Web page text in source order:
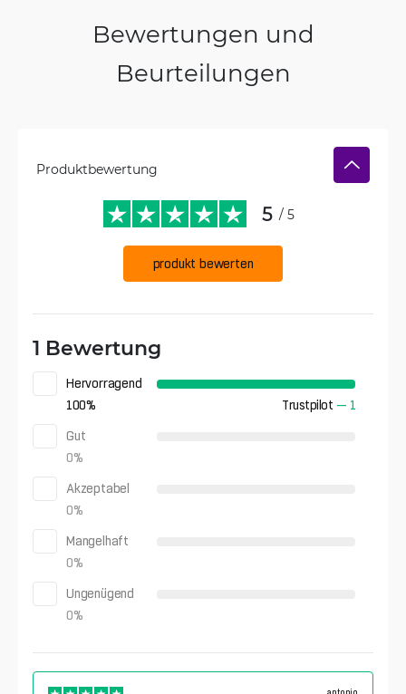
Bewertungen und
Beurteilungen
Produktbewertung
5 / 5
produkt bewerten
1 Bewertung
Hervorragend
100% Trustpilot — 1
Gut
0%
Akzeptabel
0%
Mangelhaft
0%
Ungenügend
0%